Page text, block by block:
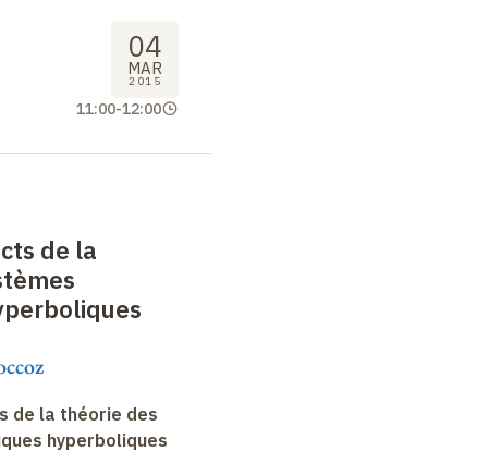
04
MAR
2015
11:00-12:00
de la
de la théorie des
hyperboliques